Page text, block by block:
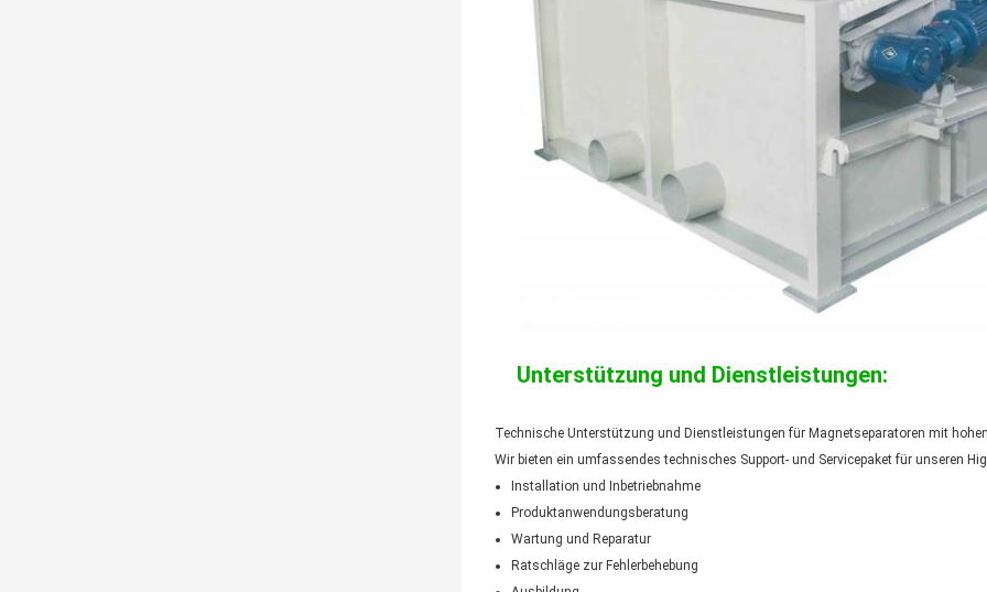
Unterstützung und Dienstleistungen:
Technische Unterstützung und Dienstleistungen für Magnetseparatoren mit
Wir bieten ein umfassendes technisches Support- und Servicepaket für unseren
Installation und Inbetriebnahme
Produktanwendungsberatung
Wartung und Reparatur
Ratschläge zur Fehlerbehebung